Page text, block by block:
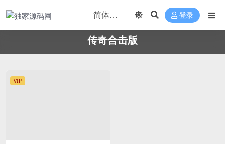
登录
传奇合击版
VIP